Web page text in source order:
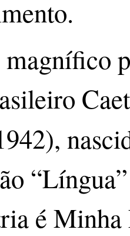
é Minha